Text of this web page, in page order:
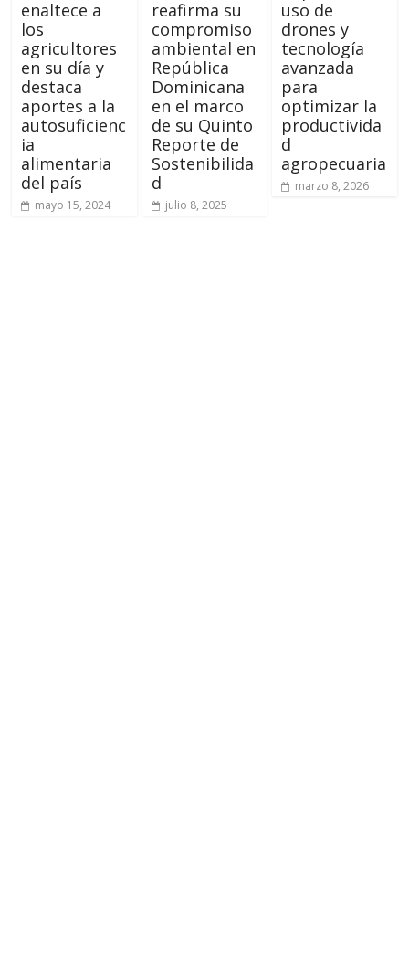
enaltece a
los
agricultores
en su día y
destaca
aportes a la
autosuficienc
ia
alimentaria
del país
mayo 15, 2024
reafirma su
compromiso
ambiental en
República
Dominicana
en el marco
de su Quinto
Reporte de
Sostenibilida
d
julio 8, 2025
uso de
drones y
tecnología
avanzada
para
optimizar la
productivida
d
agropecuaria
marzo 8, 2026